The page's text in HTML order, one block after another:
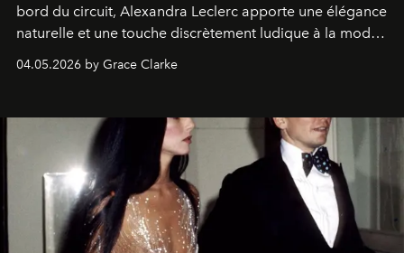
bord du circuit, Alexandra Leclerc apporte une élégance
naturelle et une touche discrètement ludique à la mode
de la Formule 1.
04.05.2026 by Grace Clarke